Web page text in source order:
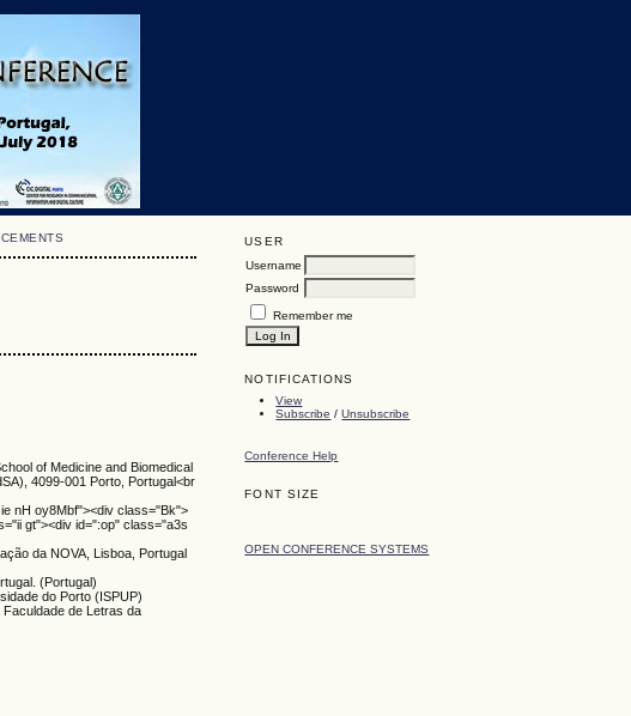
USER
Username
Password
Remember me
NOTIFICATIONS
View
Subscribe /Unsubscribe
Conference Help
FONT SIZE
OPEN CONFERENCE SYSTEMS
of Medicine and Biomedical
4099-001 Porto, Portugal<br
nH oy8Mbf"><div class="Bk">
gt"><div id=":op" class="a3s
da NOVA, Lisboa, Portugal
(Portugal)
do Porto (ISPUP)
de Letras da